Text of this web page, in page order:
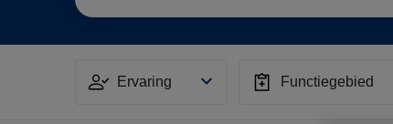
Ervaring Functiegebied